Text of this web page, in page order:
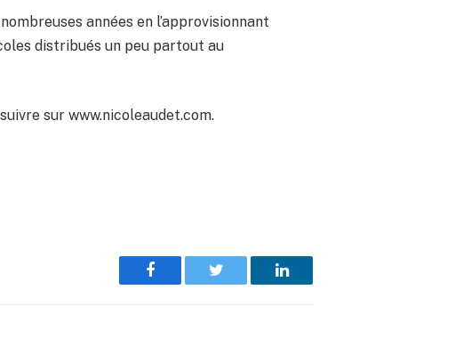
années en l’approvisionnant
distribués un peu partout au
sur www.nicoleaudet.com.
Facebook Twitter LinkedIn